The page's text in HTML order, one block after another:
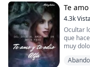
con
Te
4.3k
Ocultar
que
muy
peor y